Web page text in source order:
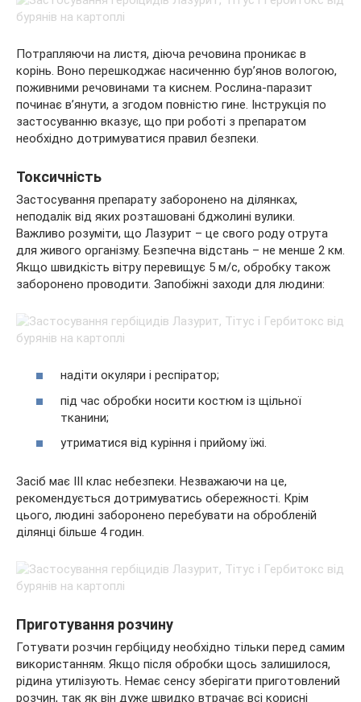
Потрапляючи на листя, діюча речовина проникає в
корінь. Воно перешкоджає насиченню бур’янов вологою,
поживними речовинами та киснем. Рослина-паразит
починає в’янути, а згодом повністю гине. Інструкція по
застосуванню вказує, що при роботі з препаратом
необхідно дотримуватися правил безпеки.
Токсичність
Застосування препарату заборонено на ділянках,
неподалік від яких розташовані бджолині вулики.
Важливо розуміти, що Лазурит – це свого роду отрута
для живого організму. Безпечна відстань – не менше 2 км.
Якщо швидкість вітру перевищує 5 м/с, обробку також
заборонено проводити. Запобіжні заходи для людини:
надіти окуляри і респіратор;
під час обробки носити костюм із щільної
тканини;
утриматися від куріння і прийому їжі.
Засіб має ІІІ клас небезпеки. Незважаючи на це,
рекомендується дотримуватись обережності. Крім
цього, людині заборонено перебувати на обробленій
ділянці більше 4 годин.
Приготування розчину
Готувати розчин гербіциду необхідно тільки перед самим
використанням. Якщо після обробки щось залишилося,
рідина утилізують. Немає сенсу зберігати приготовлений
розчин, так як він дуже швидко втрачає всі корисні